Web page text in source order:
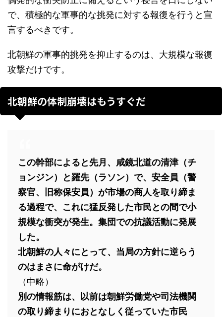
で、積極的な軍事的な挑発に対する報復を行うと宣
言するべきです。
北朝鮮の軍事的挑発を抑止するのは、大規模な報復
攻撃だけです。
北朝鮮の体制崩壊はもうすぐだ
この幹部によると先月、咸鏡北道の清津（チ
ョンジン）と羅先（ラソン）で、安全員（警
察官、旧称保安員）が市場の商人を取り締ま
る過程で、これに猛反発した市民との間で小
規模な衝突が発生。集団での抗議活動に発展
した。
北朝鮮の人々にとって、当局の方針に逆らう
のはまさに命がけだ。
（中略）
別の情報筋は、以前は朝鮮労働党や司法機関
の取り締まりにおとなしく従っていた市民